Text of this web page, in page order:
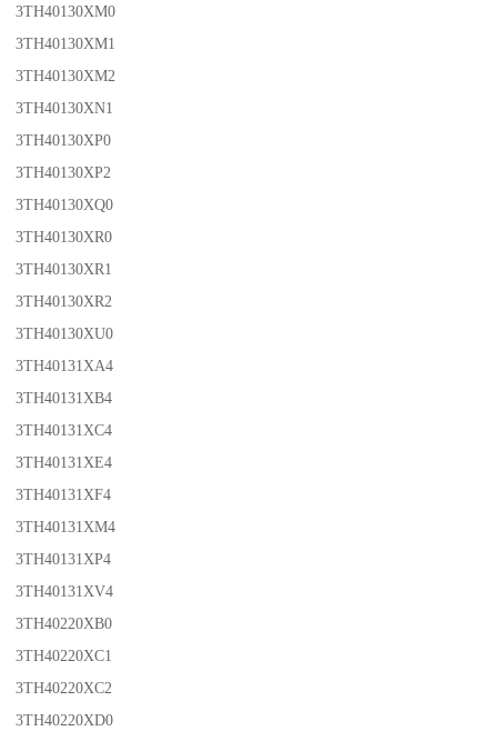
3TH40130XM0
3TH40130XM1
3TH40130XM2
3TH40130XN1
3TH40130XP0
3TH40130XP2
3TH40130XQ0
3TH40130XR0
3TH40130XR1
3TH40130XR2
3TH40130XU0
3TH40131XA4
3TH40131XB4
3TH40131XC4
3TH40131XE4
3TH40131XF4
3TH40131XM4
3TH40131XP4
3TH40131XV4
3TH40220XB0
3TH40220XC1
3TH40220XC2
3TH40220XD0